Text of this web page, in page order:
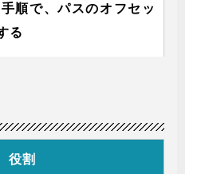
順で、パスのオフセッ
る
役割